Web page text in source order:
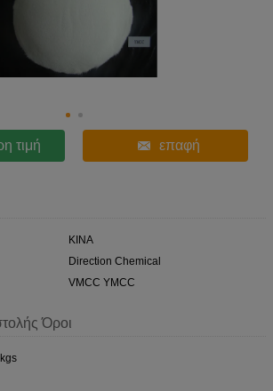
τιμή επαφή
ΚΙΝΑ
Direction Chemical
VMCC YMCC
Όροι